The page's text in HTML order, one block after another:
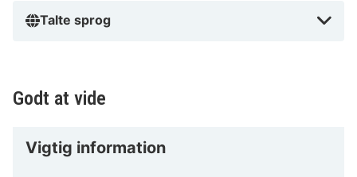
Talte sprog
Godt at vide
Vigtig information